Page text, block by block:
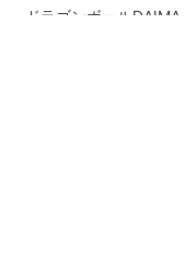
ドラゴンボールDAIMA